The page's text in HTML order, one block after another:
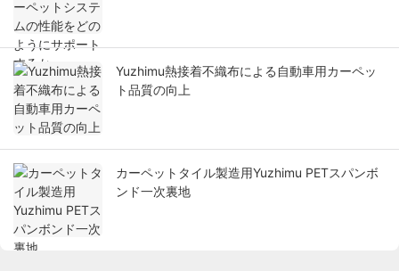
Yuzhimu熱接着不織布による自動車用カーペッ
ト品質の向上
カーペットタイル製造用Yuzhimu PETスパンボ
ンド一次裏地